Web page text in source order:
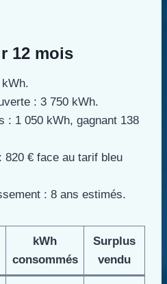
12 mois
: 3 750 kWh.
: 1 050 kWh, gagnant 138
820 € face au tarif bleu
: 8 ans estimés.
kWh
consommés
Surplus
vendu